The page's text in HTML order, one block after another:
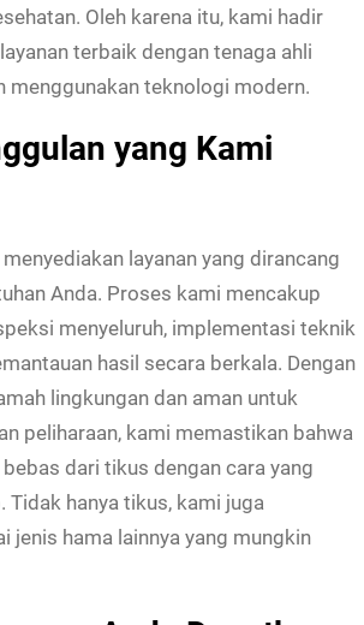
Oleh karena itu, kami hadir
terbaik dengan tenaga ahli
menggunakan teknologi modern.
yang Kami
layanan yang dirancang
Anda. Proses kami mencakup
menyeluruh, implementasi teknik
hasil secara berkala. Dengan
lingkungan dan aman untuk
peliharaan, kami memastikan bahwa
dari tikus dengan cara yang
Tidak hanya tikus, kami juga
jenis hama lainnya yang mungkin